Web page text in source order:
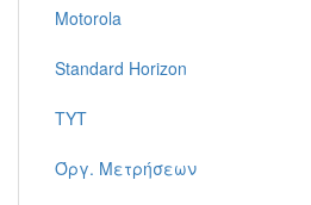
Motorola
Standard Horizon
TYT
Όργ. Μετρήσεων